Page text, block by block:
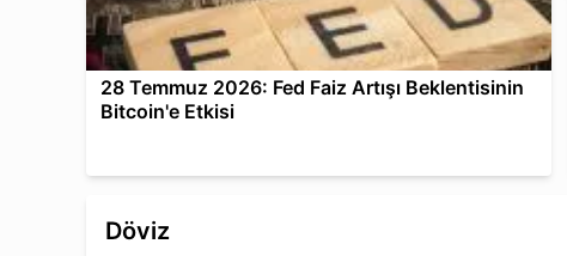
28 Temmuz 2026: Fed Faiz Artışı Beklentisinin
Bitcoin'e Etkisi
Döviz